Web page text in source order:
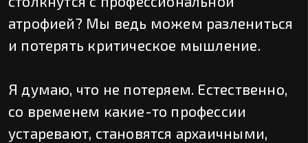
атрофией? Мы ведь можем разлениться
и потерять критическое мышление.
Я думаю, что не потеряем. Естественно,
со временем какие-то профессии
устаревают, становятся архаичными,